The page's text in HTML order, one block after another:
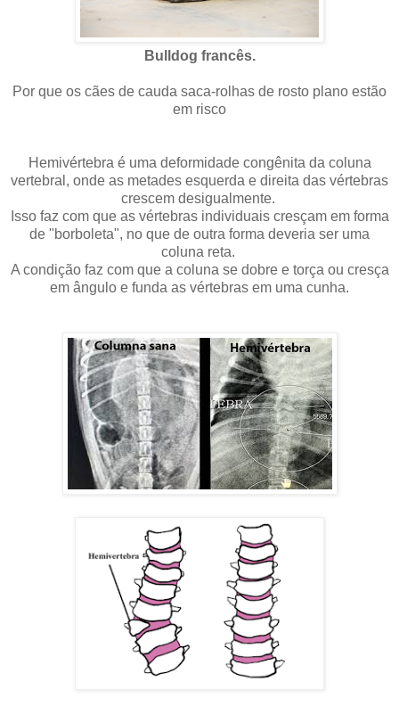
Bulldog francês.
Por que os cães de cauda saca-rolhas de rosto plano estão
em risco
Hemivértebra é uma deformidade congênita da coluna
vertebral, onde as metades esquerda e direita das vértebras
crescem desigualmente.
Isso faz com que as vértebras individuais cresçam em forma
de "borboleta", no que de outra forma deveria ser uma
coluna reta.
A condição faz com que a coluna se dobre e torça ou cresça
em ângulo e funda as vértebras em uma cunha.